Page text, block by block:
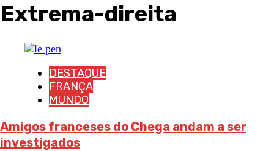
Extrema-direita
DESTAQUE
FRANÇA
MUNDO
Amigos franceses do Chega andam a ser
investigados